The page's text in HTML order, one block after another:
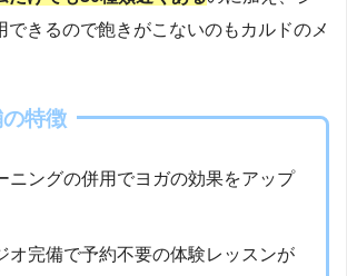
できるので飽きがこないのもカルドのメ
特徴
ニングの併用でヨガの効果をアップ
オ完備で予約不要の体験レッスンが